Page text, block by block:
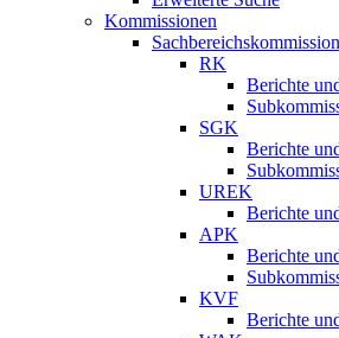
Kommissionen
RK
Berichte
SGK
Berichte
UREK
Berichte
APK
Berichte
KVF
Berichte